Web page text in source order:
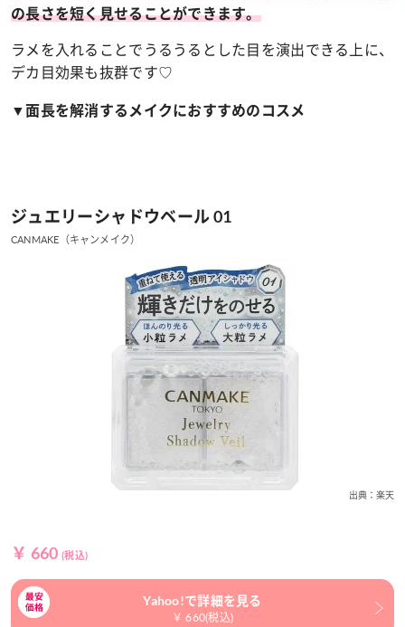
の長さを短く見せることができます。
ラメを入れることでうるうるとした目を演出できる上に、
デカ目効果も抜群です♡
▼面長を解消するメイクにおすすめのコスメ
ジュエリーシャドウベール 01
CANMAKE（キャンメイク）
出典：楽天
￥ 660 (税込)
Yahoo!で詳細を見る
￥ 660(税込)